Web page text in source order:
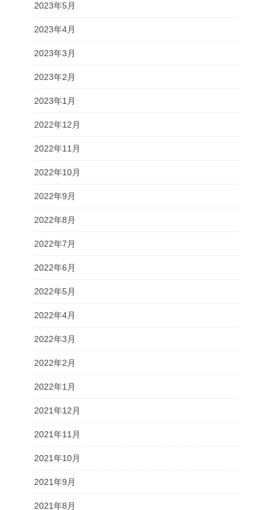
2023年5月
2023年4月
2023年3月
2023年2月
2023年1月
2022年12月
2022年11月
2022年10月
2022年9月
2022年8月
2022年7月
2022年6月
2022年5月
2022年4月
2022年3月
2022年2月
2022年1月
2021年12月
2021年11月
2021年10月
2021年9月
2021年8月